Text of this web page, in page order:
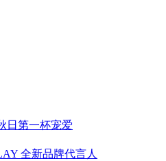
日第一杯宠爱
全新品牌代言人